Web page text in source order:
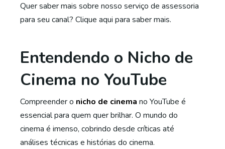
Quer saber mais sobre nosso serviço de assessoria
para seu canal? Clique aqui para saber mais.
Entendendo o Nicho de
Cinema no YouTube
Compreender o nicho de cinema no YouTube é
essencial para quem quer brilhar. O mundo do
cinema é imenso, cobrindo desde críticas até
análises técnicas e histórias do cinema.